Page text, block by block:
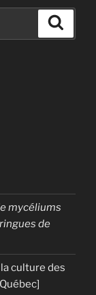
mycéliums
de
culture des